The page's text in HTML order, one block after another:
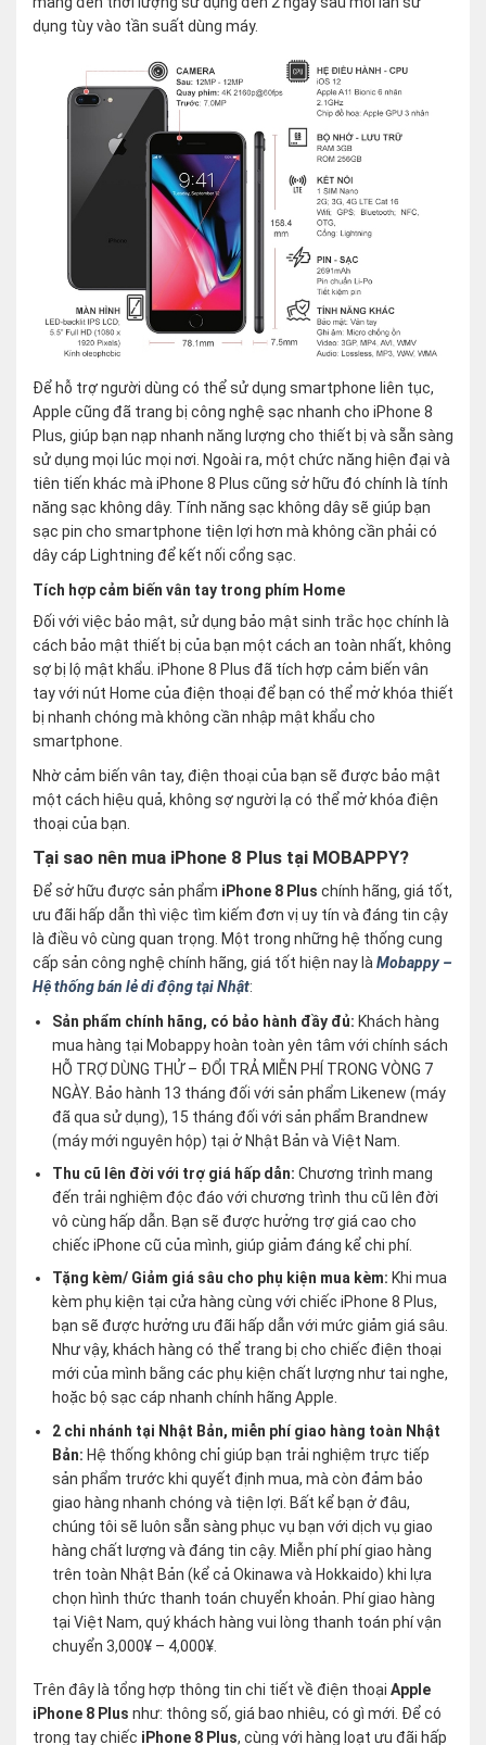
dụng tùy vào tần suất dùng máy.
Để hỗ trợ người dùng có thể sử dụng smartphone liên tục,
Apple cũng đã trang bị công nghệ sạc nhanh cho iPhone 8
Plus, giúp bạn nạp nhanh năng lượng cho thiết bị và sẵn sàng
sử dụng mọi lúc mọi nơi. Ngoài ra, một chức năng hiện đại và
tiên tiến khác mà iPhone 8 Plus cũng sở hữu đó chính là tính
năng sạc không dây. Tính năng sạc không dây sẽ giúp bạn
sạc pin cho smartphone tiện lợi hơn mà không cần phải có
dây cáp Lightning để kết nối cổng sạc.
Tích hợp cảm biến vân tay trong phím Home
Đối với việc bảo mật, sử dụng bảo mật sinh trắc học chính là
cách bảo mật thiết bị của bạn một cách an toàn nhất, không
sợ bị lộ mật khẩu. iPhone 8 Plus đã tích hợp cảm biến vân
tay với nút Home của điện thoại để bạn có thể mở khóa thiết
bị nhanh chóng mà không cần nhập mật khẩu cho
smartphone.
Nhờ cảm biến vân tay, điện thoại của bạn sẽ được bảo mật
một cách hiệu quả, không sợ người lạ có thể mở khóa điện
thoại của bạn.
Tại sao nên mua iPhone 8 Plus tại MOBAPPY?
Để sở hữu được sản phẩm iPhone 8 Plus chính hãng, giá tốt,
ưu đãi hấp dẫn thì việc tìm kiếm đơn vị uy tín và đáng tin cậy
là điều vô cùng quan trọng. Một trong những hệ thống cung
cấp sản công nghệ chính hãng, giá tốt hiện nay là Mobappy –
Hệ thống bán lẻ di động tại Nhật:
Sản phẩm chính hãng, có bảo hành đầy đủ:Khách hàng
mua hàng tại Mobappy hoàn toàn yên tâm với chính sách
HỖ TRỢ DÙNG THỬ – ĐỔI TRẢ MIỄN PHÍ TRONG VÒNG 7
NGÀY. Bảo hành 13 tháng đối với sản phẩm Likenew (máy
đã qua sử dụng), 15 tháng đối với sản phẩm Brandnew
(máy mới nguyên hộp) tại ở Nhật Bản và Việt Nam.
Thu cũ lên đời với trợ giá hấp dẫn:Chương trình mang
đến trải nghiệm độc đáo với chương trình thu cũ lên đời
vô cùng hấp dẫn. Bạn sẽ được hưởng trợ giá cao cho
chiếc iPhone cũ của mình, giúp giảm đáng kể chi phí.
Tặng kèm/ Giảm giá sâu cho phụ kiện mua kèm: Khi mua
kèm phụ kiện tại cửa hàng cùng với chiếc iPhone 8 Plus,
bạn sẽ được hưởng ưu đãi hấp dẫn với mức giảm giá sâu.
Như vậy, khách hàng có thể trang bị cho chiếc điện thoại
mới của mình bằng các phụ kiện chất lượng như tai nghe,
hoặc bộ sạc cáp nhanh chính hãng Apple.
2 chi nhánh tại Nhật Bản, miễn phí giao hàng toàn Nhật
Bản: Hệ thống không chỉ giúp bạn trải nghiệm trực tiếp
sản phẩm trước khi quyết định mua, mà còn đảm bảo
giao hàng nhanh chóng và tiện lợi. Bất kể bạn ở đâu,
chúng tôi sẽ luôn sẵn sàng phục vụ bạn với dịch vụ giao
hàng chất lượng và đáng tin cậy. Miễn phí phí giao hàng
trên toàn Nhật Bản (kể cả Okinawa và Hokkaido) khi lựa
chọn hình thức thanh toán chuyển khoản. Phí giao hàng
tại Việt Nam, quý khách hàng vui lòng thanh toán phí vận
chuyển 3,000¥ – 4,000¥.
Trên đây là tổng hợp thông tin chi tiết về điện thoại Apple
iPhone 8 Plus như: thông số, giá bao nhiêu, có gì mới. Để có
trong tay chiếc iPhone 8 Plus, cùng với hàng loạt ưu đãi hấp